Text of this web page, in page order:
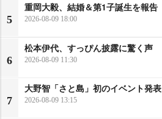
5
重岡大毅、結婚＆第1子誕生を報告
2026-08-09 18:00
6
松本伊代、すっぴん披露に驚く声
2026-08-09 11:30
7
大野智「さと島」初のイベント発表
2026-08-09 13:15